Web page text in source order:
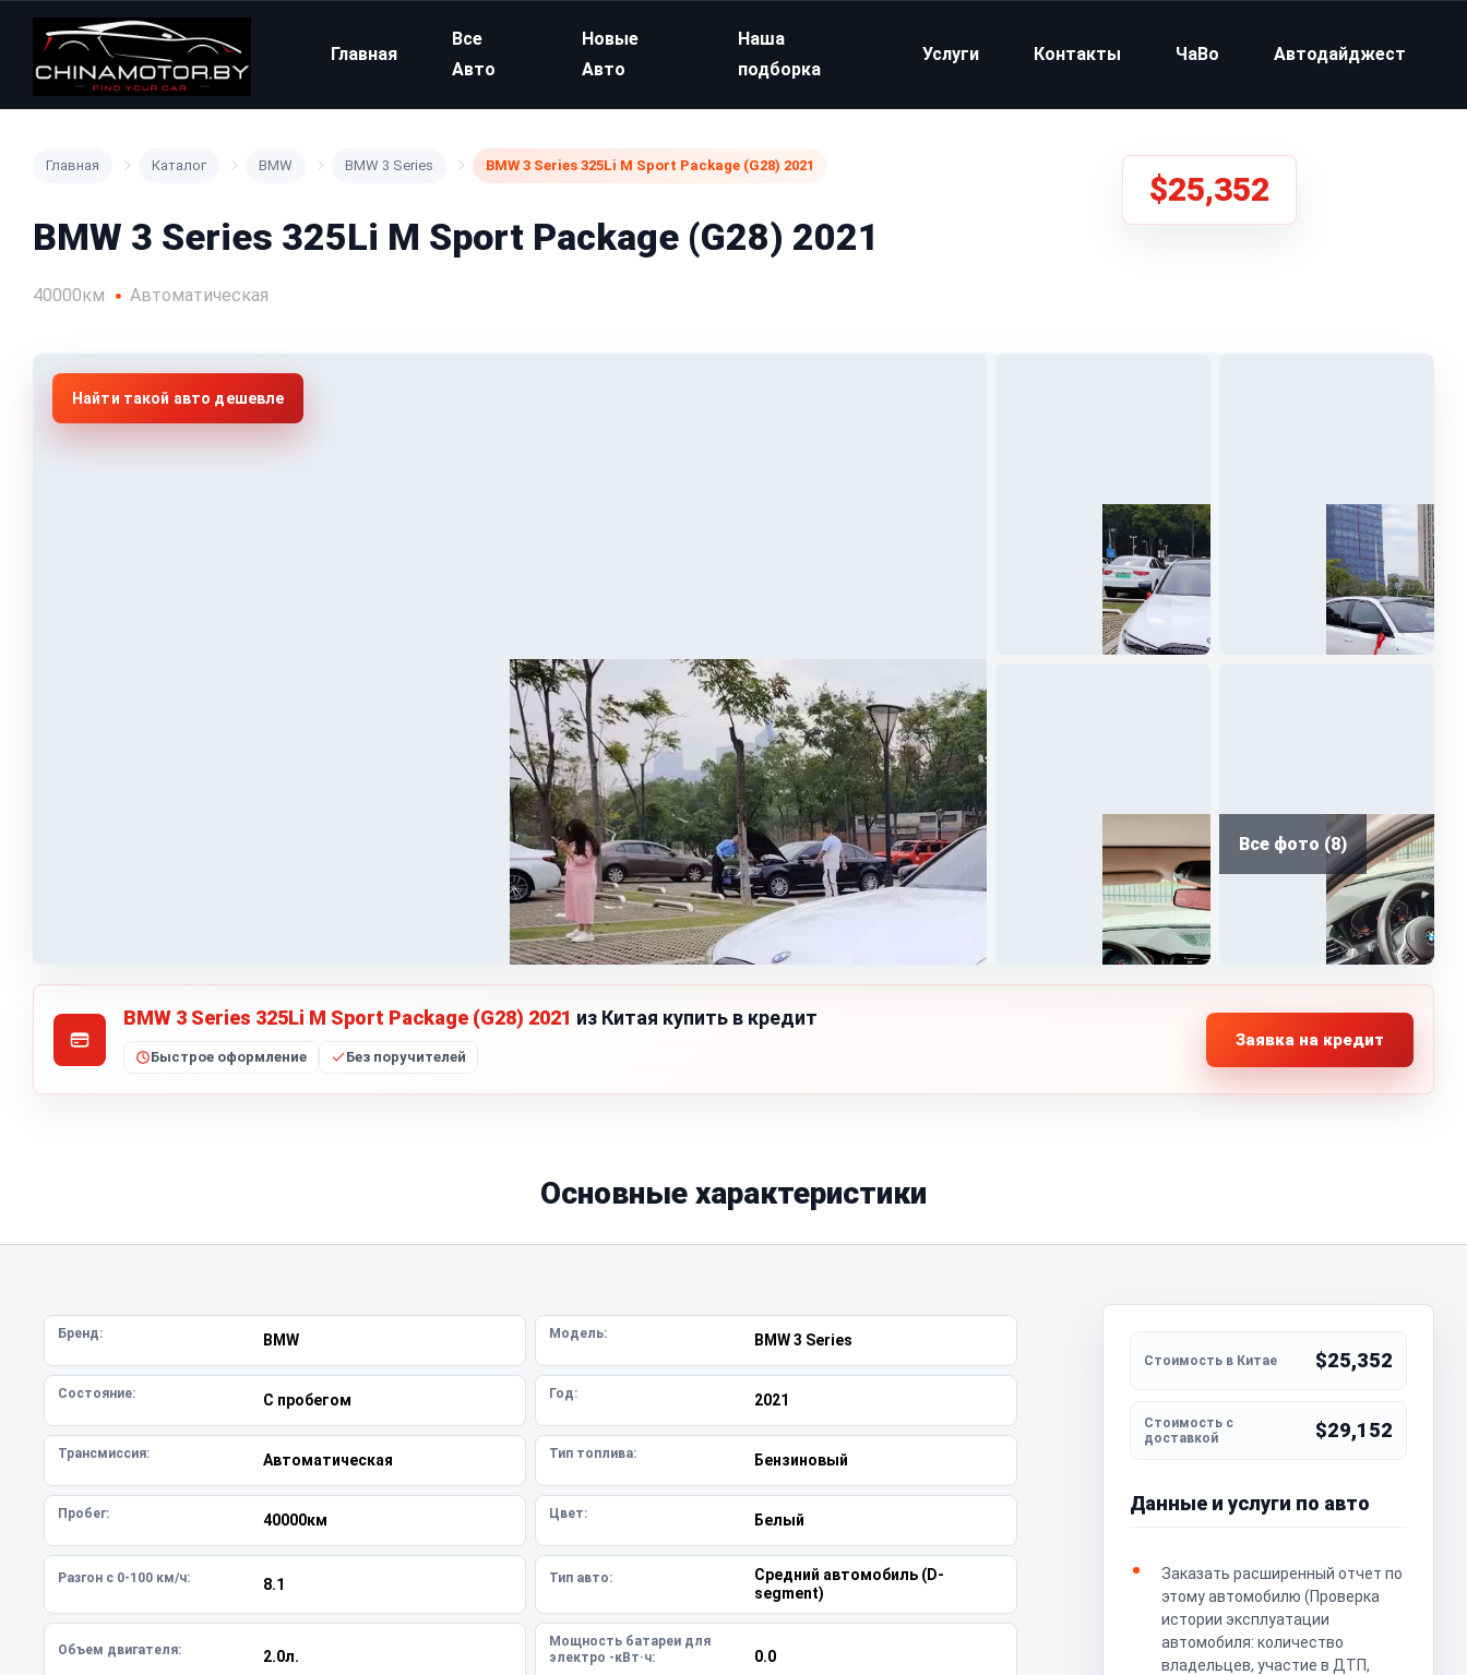
Главная
Все
Авто
Новые
Авто
Наша
подборка
Услуги Контакты ЧаВо Автодайджест
Главная Каталог BMW BMW 3 Series BMW 3 Series 325Li M Sport Package (G28) 2021
BMW 3 Series 325Li M Sport Package (G28) 2021
40000км Автоматическая
$25,352
Все фото (8)
Найти такой авто дешевле
BMW 3 Series 325Li M Sport Package (G28) 2021 из Китая купить в кредит
Быстрое оформление Без поручителей
Заявка на кредит
Основные характеристики
Бренд: BMW Модель: BMW 3 Series
Состояние: С пробегом Год: 2021
Трансмиссия: Автоматическая Тип топлива: Бензиновый
Пробег: 40000км Цвет: Белый
Разгон с 0-100 км/ч: 8.1 Тип авто:
Средний автомобиль (D-
segment)
Объем двигателя: 2.0л.
Мощность батареи для
электро -кВт·ч:
0.0
$25,352
$29,152
Данные и услуги по авто
Заказать расширенный отчет по
этому автомобилю (Проверка
истории эксплуатации
автомобиля: количество
владельцев, участие в ДТП,